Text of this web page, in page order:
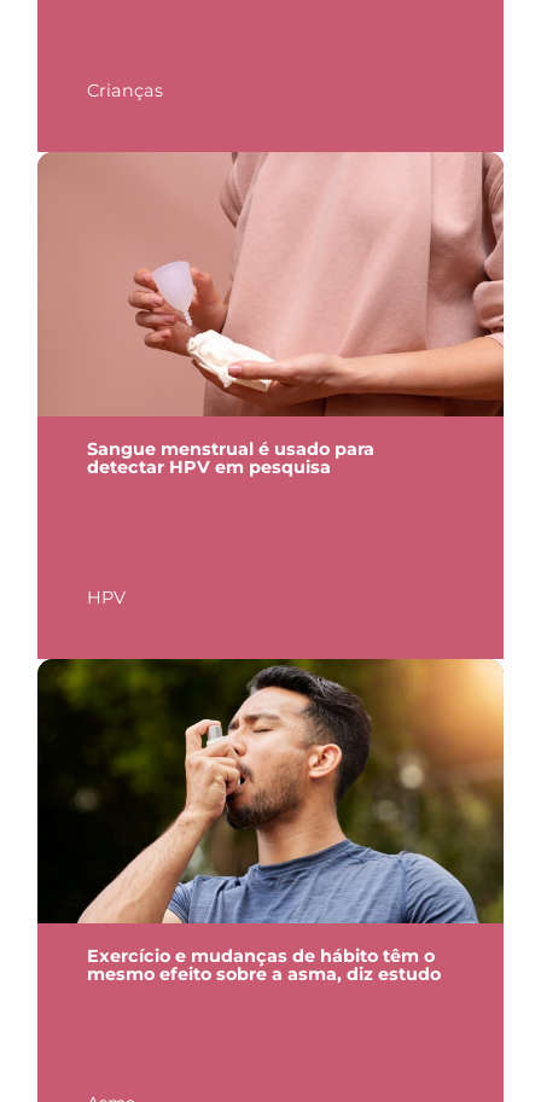
Crianças
Sangue menstrual é usado para
detectar HPV em pesquisa
HPV
Exercício e mudanças de hábito têm o
mesmo efeito sobre a asma, diz estudo